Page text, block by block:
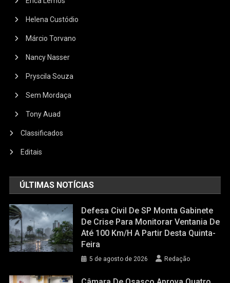
Helena Custódio
Márcio Torvano
Nancy Nasser
Pryscila Souza
Sem Mordaça
Tony Auad
Classificados
Editais
ÚLTIMAS NOTÍCIAS
Defesa Civil De SP Monta Gabinete
De Crise Para Monitorar Ventania De
Até 100 Km/h A Partir Desta Quinta-
Feira
5 de agosto de 2026 Redação